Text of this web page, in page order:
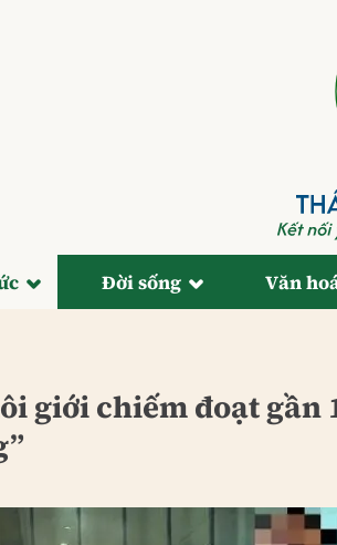
Đời sống Văn
giới chiếm đoạt gần